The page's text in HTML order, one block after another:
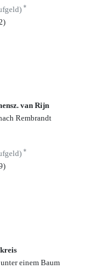
*
van Rijn
Rembrandt
*
einem Baum